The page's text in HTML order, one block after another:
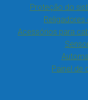
Proteção do
Acessórios para
Painel de